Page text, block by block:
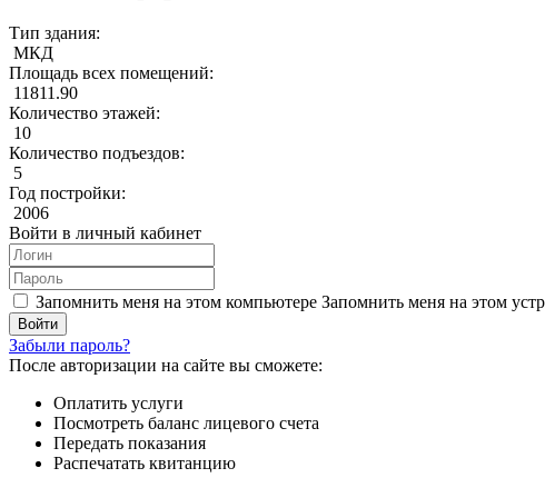
Тип здания:
МКД
Площадь всех помещений:
11811.90
Количество этажей:
10
Количество подъездов:
5
Год постройки:
2006
Войти в личный кабинет
Запомнить меня на этом компьютере Запомнить меня на этом
Забыли пароль?
После авторизации на сайте вы сможете:
Оплатить услуги
Посмотреть баланс лицевого счета
Передать показания
Распечатать квитанцию